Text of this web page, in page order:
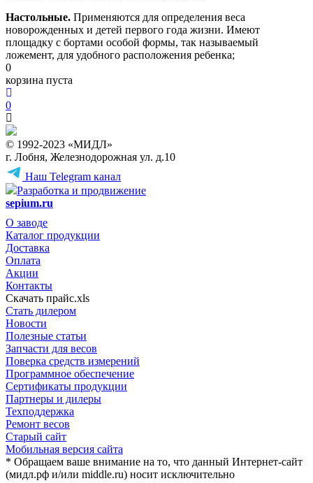
Настольные. Применяются для определения веса
новорожденных и детей первого года жизни. Имеют
площадку с бортами особой формы, так называемый
ложемент, для удобного расположения ребенка;
0
корзина пуста
0
© 1992-2023 «МИДЛ»
г. Лобня, Железнодорожная ул. д.10
Наш Telegram канал
Разработка и продвижение
sepium.ru
О заводе
Каталог продукции
Доставка
Оплата
Акции
Контакты
Скачать прайс.xls
Стать дилером
Новости
Полезные статьи
Запчасти для весов
Поверка средств измерений
Программное обеспечение
Сертификаты продукции
Партнеры и дилеры
Техподдержка
Ремонт весов
Старый сайт
Мобильная версия сайта
* Обращаем ваше внимание на то, что данный Интернет-сайт
(мидл.рф и/или middle.ru) носит исключительно